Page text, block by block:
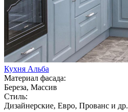
Кухня Альба
Материал фасада:
Береза, Массив
Стиль:
Дизайнерские, Евро, Прованс и др.